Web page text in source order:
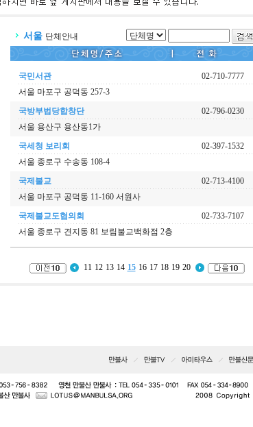
서울 단체안내
국민서관
02-710-7777
서울 마포구 공덕동 257-3
국방부법당합창단
02-796-0230
서울 용산구 용산동1가
국세청 보리회
02-397-1532
서울 종로구 수송동 108-4
국제불교
02-713-4100
서울 마포구 공덕동 11-160 서원사
국제불교도협의회
02-733-7107
서울 종로구 견지동 81 보림불교백화점 2층
11 12 13 14 15 16 17 18 19 20